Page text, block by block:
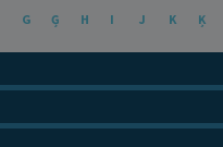
G Ģ H I J K Ķ